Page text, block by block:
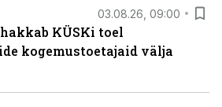
03.08.26, 09:00
KÜSKi toel
kogemustoetajaid välja